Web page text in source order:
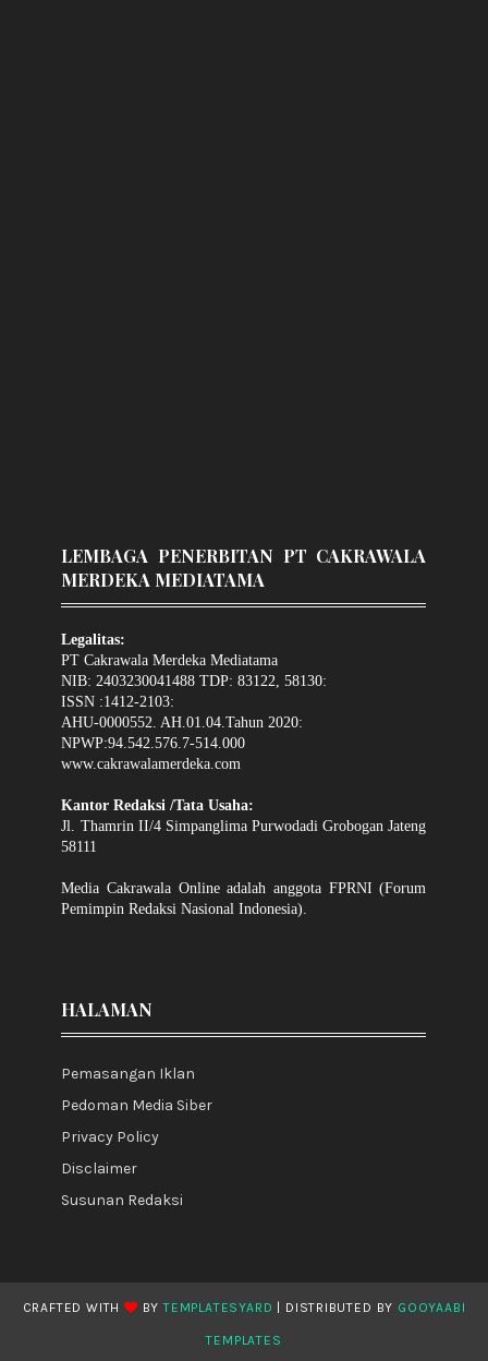
LEMBAGA PENERBITAN PT CAKRAWALA
MERDEKA MEDIATAMA
Legalitas:
PT Cakrawala Merdeka Mediatama
NIB: 2403230041488 TDP: 83122, 58130:
ISSN :1412-2103:
AHU-0000552. AH.01.04.Tahun 2020:
NPWP:94.542.576.7-514.000
www.cakrawalamerdeka.com
Kantor Redaksi /Tata Usaha:
Jl. Thamrin II/4 Simpanglima Purwodadi Grobogan Jateng
58111
Media Cakrawala Online adalah anggota FPRNI (Forum
Pemimpin Redaksi Nasional Indonesia).
HALAMAN
Pemasangan Iklan
Pedoman Media Siber
Privacy Policy
Disclaimer
Susunan Redaksi
CRAFTED WITH BYTEMPLATESYARD | DISTRIBUTED BY GOOYAABI
TEMPLATES